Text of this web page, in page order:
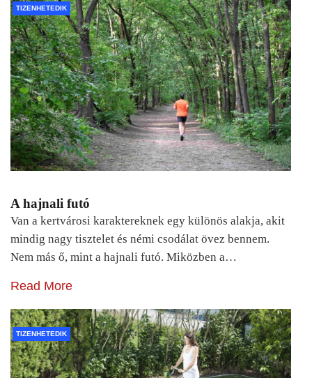
TIZENHETEDIK
A hajnali futó
Van a kertvárosi karaktereknek egy különös alakja, akit
mindig nagy tisztelet és némi csodálat övez bennem.
Nem más ő, mint a hajnali futó. Miközben a…
Read More
TIZENHETEDIK